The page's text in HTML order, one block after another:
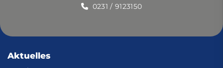
0231 / 9123150
Aktuelles